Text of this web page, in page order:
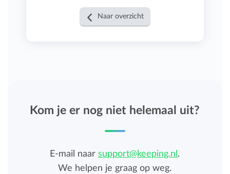
Naar overzicht
Kom je er nog niet helemaal uit?
E-mail naarsupport@keeping.nl .
We helpen je graag op weg.